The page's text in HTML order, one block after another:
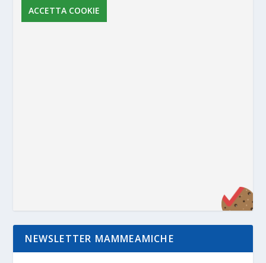
ACCETTA COOKIE
NEWSLETTER MAMMEAMICHE